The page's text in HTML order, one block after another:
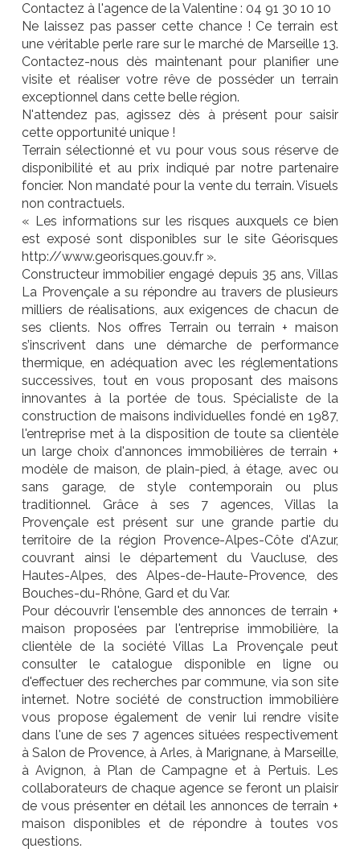
Contactez à l'agence de la Valentine : 04 91 30 10 10
Ne laissez pas passer cette chance ! Ce terrain est
une véritable perle rare sur le marché de Marseille 13.
Contactez-nous dès maintenant pour planifier une
visite et réaliser votre rêve de posséder un terrain
exceptionnel dans cette belle région.
N'attendez pas, agissez dès à présent pour saisir
cette opportunité unique !
Terrain sélectionné et vu pour vous sous réserve de
disponibilité et au prix indiqué par notre partenaire
foncier. Non mandaté pour la vente du terrain. Visuels
non contractuels.
« Les informations sur les risques auxquels ce bien
est exposé sont disponibles sur le site Géorisques
http://www.georisques.gouv.fr ».
Constructeur immobilier engagé depuis 35 ans, Villas
La Provençale a su répondre au travers de plusieurs
milliers de réalisations, aux exigences de chacun de
ses clients. Nos offres Terrain ou terrain + maison
s’inscrivent dans une démarche de performance
thermique, en adéquation avec les réglementations
successives, tout en vous proposant des maisons
innovantes à la portée de tous. Spécialiste de la
construction de maisons individuelles fondé en 1987,
l'entreprise met à la disposition de toute sa clientèle
un large choix d'annonces immobilières de terrain +
modèle de maison, de plain-pied, à étage, avec ou
sans garage, de style contemporain ou plus
traditionnel. Grâce à ses 7 agences, Villas la
Provençale est présent sur une grande partie du
territoire de la région Provence-Alpes-Côte d'Azur,
couvrant ainsi le département du Vaucluse, des
Hautes-Alpes, des Alpes-de-Haute-Provence, des
Bouches-du-Rhône, Gard et du Var.
Pour découvrir l'ensemble des annonces de terrain +
maison proposées par l'entreprise immobilière, la
clientèle de la société Villas La Provençale peut
consulter le catalogue disponible en ligne ou
d'effectuer des recherches par commune, via son site
internet. Notre société de construction immobilière
vous propose également de venir lui rendre visite
dans l'une de ses 7 agences situées respectivement
à Salon de Provence, à Arles, à Marignane, à Marseille,
à Avignon, à Plan de Campagne et à Pertuis. Les
collaborateurs de chaque agence se feront un plaisir
de vous présenter en détail les annonces de terrain +
maison disponibles et de répondre à toutes vos
questions.